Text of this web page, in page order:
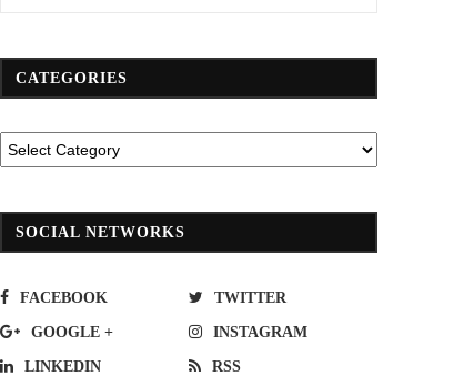
เปิดทางใช้งานได้เย็นวันนี้
August 19, 2019
ราษฎร์ฯ เยือนถิ่นชุมชนชาวเลบนเกา
CATEGORIES
SOCIAL NETWORKS
FACEBOOK TWITTER
GOOGLE + INSTAGRAM
LINKEDIN RSS